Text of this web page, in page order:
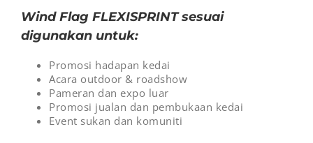
Wind Flag FLEXISPRINT sesuai
digunakan untuk:
Promosi hadapan kedai
Acara outdoor & roadshow
Pameran dan expo luar
Promosi jualan dan pembukaan kedai
Event sukan dan komuniti